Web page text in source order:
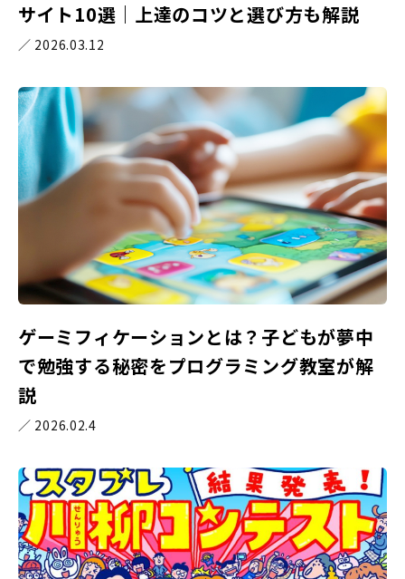
サイト10選｜上達のコツと選び方も解説
／ 2026.03.12
ゲーミフィケーションとは？子どもが夢中
で勉強する秘密をプログラミング教室が解
説
／ 2026.02.4